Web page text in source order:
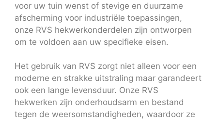
voor uw tuin wenst of stevige en duurzame
afscherming voor industriële toepassingen,
onze RVS hekwerkonderdelen zijn ontworpen
om te voldoen aan uw specifieke eisen.
Het gebruik van RVS zorgt niet alleen voor een
moderne en strakke uitstraling maar garandeert
ook een lange levensduur. Onze RVS
hekwerken zijn onderhoudsarm en bestand
tegen de weersomstandigheden, waardoor ze